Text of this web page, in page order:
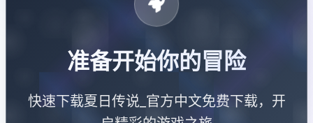
准备开始你的冒险
快速下载夏日传说_官方中文免费下载，开